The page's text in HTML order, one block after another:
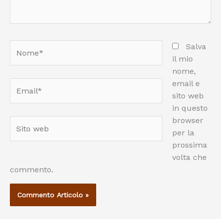
web
Salva
il mio
nome,
email e
sito web
in questo
browser
per la
prossima
volta che
commento.